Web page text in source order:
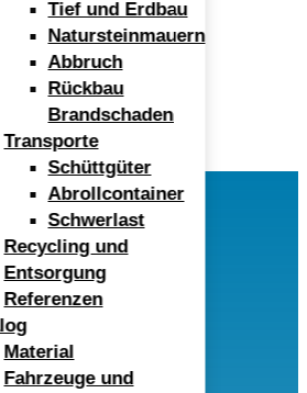
Tief und Erdbau
Natursteinmauern
Abbruch
Rückbau
Brandschaden
Transporte
Schüttgüter
Abrollcontainer
Schwerlast
Recycling und
Entsorgung
Referenzen
Material
Fahrzeuge und
Geräten ergeben
Bilder!
Kieswerk
Ulrich Alex